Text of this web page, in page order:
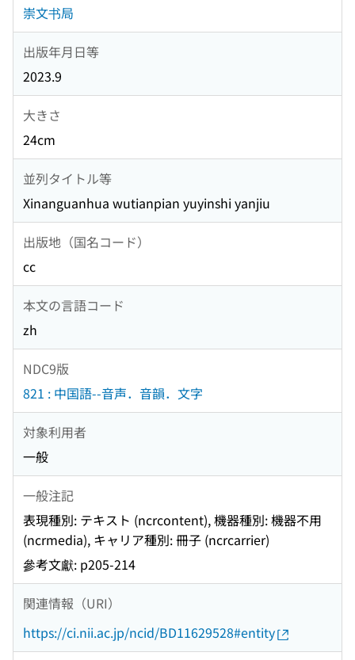
崇文书局
出版年月日等
2023.9
大きさ
24cm
並列タイトル等
Xinanguanhua wutianpian yuyinshi yanjiu
出版地（国名コード）
cc
本文の言語コード
zh
NDC9版
821 : 中国語--音声．音韻．文字
対象利用者
一般
一般注記
表現種別: テキスト (ncrcontent), 機器種別: 機器不用
(ncrmedia), キャリア種別: 冊子 (ncrcarrier)
參考文獻: p205-214
関連情報（URI）
https://ci.nii.ac.jp/ncid/BD11629528#entity